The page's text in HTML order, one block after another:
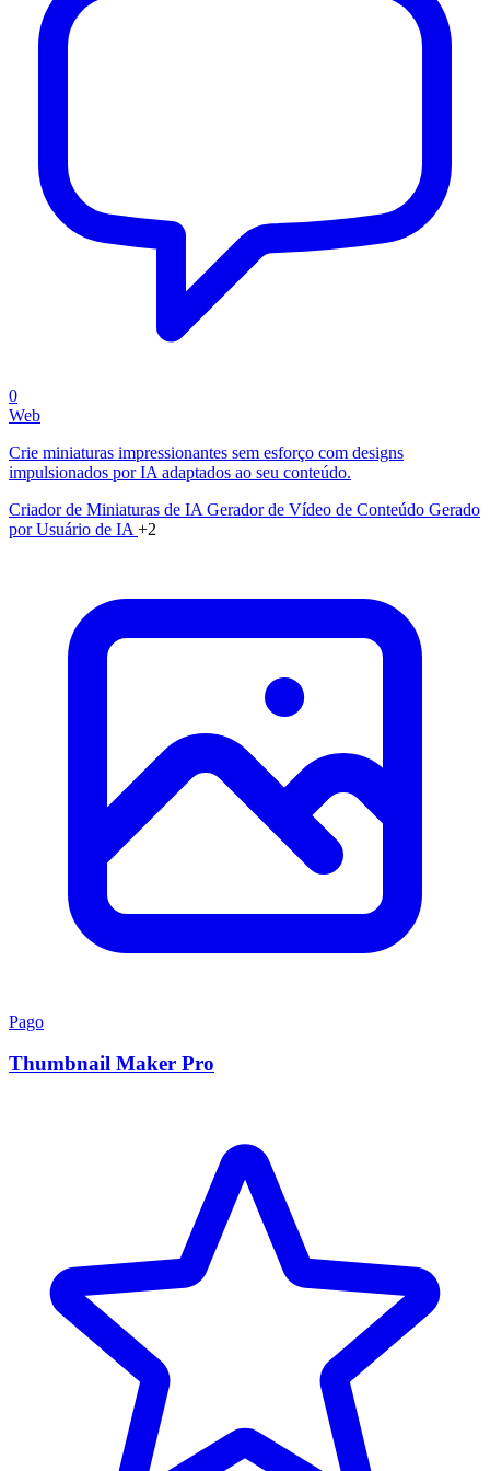
0
Web
Crie miniaturas impressionantes sem esforço com designs
impulsionados por IA adaptados ao seu conteúdo.
Criador de Miniaturas de IA Gerador de Vídeo de Conteúdo Gerado
por Usuário de IA +2
Pago
Thumbnail Maker Pro